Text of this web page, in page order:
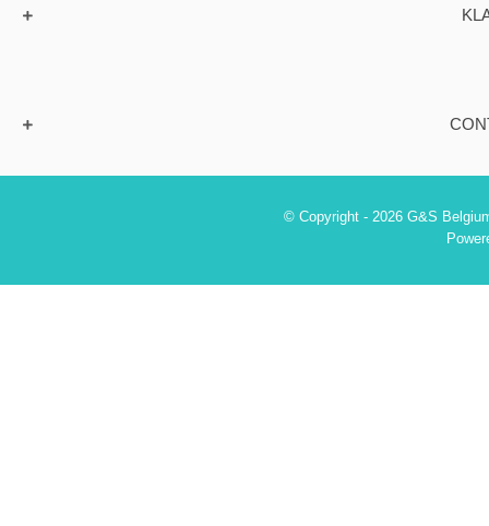
© Copyright - 2026 G&S